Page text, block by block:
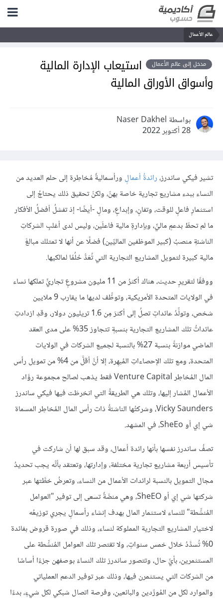
عالم الأعمال
مدخل إلى عالم الأعمال
استيعاب الإدارة المالية
وأسواق الأوراق المالية
بواسطة Naser Dakhel
28 أكتوبر 2022
تشير فيكي ساندرز،رائدةُ أعمالٍ ورأسماليةٌ مُخاطِرة إلى حلم العديد من
النساء ببدء مشاريع تجارية خاصة بهنّ، ولكنّ تحقيق ذلك يحتاجُ إلى
استثمارٍ فاعلٍ للوقت، وتفانٍ، وإبداعٍ، ومالٍ -أيضًا- إذ تفشلُ أفضلُ الأفكار
ما لم تحظَ بدعمٍ ماليٍّ، وبإدارةٍ مالية فاعلَين، وليس لدى أغلبِ الشركاتِ
الناشئةِ منصبُ (كبير الموظفين الماليِّين) فضلًا عن أنها لا تمتلك مبالغَ
مالية كبيرة لتمويل المشاريع التجارية التي تُعَدُّ حُلُمًا لمالكيها.
ووفقًا لتقريرٍ حديث، هناك أكثرُ من 11 مليون مشروعٍ تجاريٍّ تملكها نساء
في الولايات المتحدة الأمريكية، وتوظِّف لديها ما يقارب 9 ملايين
شخص، وتولِّدُ عائداتٍ تصلُ إلى أكثرَ مِن 1.6 تريليون دولار، وقدِ ازدادتِ
عائداتُ تلك المشاريع التجارية بنسبةٍ تتجاوز 35% على مدى العقد
الماضي موازنةً بنسبة 27% بالنسبة لجميع الشركات في الولايات
المتحدة، ومع تلك الإحصاءاتِ المُبهِرة، إلا أنَّ أقلَّ من 4% من تمويل رأس
المال المُخاطِر Venture Capital فقط يذهب لصالح مجموعة روَّاد
الأعمال المُشار إليها، وتلك هي الطريقةُ التي انخرطَت فيها فيكي ساندرز
Vicky Saunders، وشركتُها الناشئةُ ذات رأس المال المُخاطِر المسماة
شي إي أو SheEo، في المشهد.
تصفُ ساندرز نفسها بأنها رائدة أعمال، وقد سبق لها أن شاركت في
تأسيس أربعة مشاريع تجارية مختلفة، وإدارتها، وتعتقد بأنَّه يجب تحديدُ
مجال التمويل بالنسبة لرائدات الأعمال من النساء، وتعرضُ خطَّتها عبر
شركتها شي إي أو SheEO، وهي منصَّةٌ تسعى إلى توفير "العوامل
المُنشِّطة" للنساء لاستثمار المال بهدف إنشاء رأسمالٍ يجري توزيعُه
لاختيار المشاريع التجارية المملوكة لنساء، وذلك في صورة قروض بفائدة
0% تُسدَّدُ خلال خمس سنواتٍ، ولا تقتصر تلك العوامل المُنشِّطة على
المستثمرين، بأيِّ حال، وتتصور ساندرز تلك النساءَ بوصفهن جزءًا أساسًا
من الشركات التي يستثمرن فيها، وذلك عبر توفير الدعم العملياتي
والموارد لكل من المُورِّدين والبائعين، وفرصة اتصال شبكي لكل شيءٍ، بدءًا